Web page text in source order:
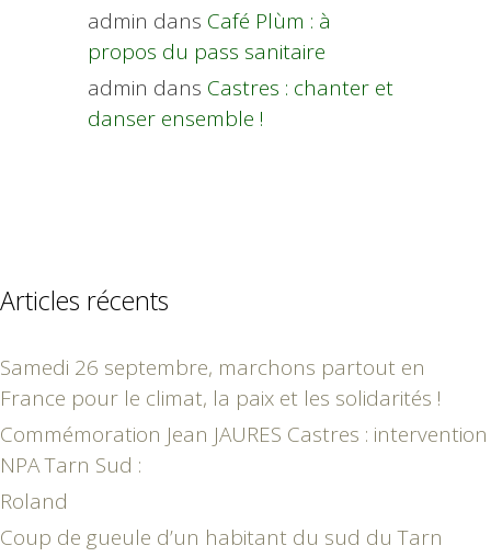
admin dans Café Plùm : à
propos du pass sanitaire
admin dans Castres : chanter et
danser ensemble !
Articles récents
Samedi 26 septembre, marchons partout en
France pour le climat, la paix et les solidarités !
Commémoration Jean JAURES Castres : intervention
NPA Tarn Sud :
Roland
Coup de gueule d’un habitant du sud du Tarn